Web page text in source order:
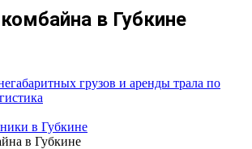
в Губкине
грузов и аренды трала по
в Губкине
в Губкине